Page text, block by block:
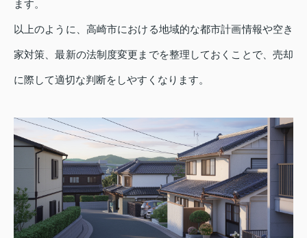
ます。
以上のように、高崎市における地域的な都市計画情報や空き
家対策、最新の法制度変更までを整理しておくことで、売却
に際して適切な判断をしやすくなります。